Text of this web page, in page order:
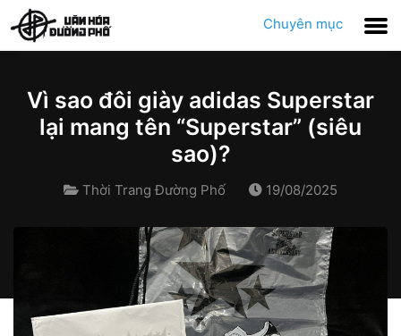
Chuyên mục
Vì sao đôi giày adidas Superstar
lại mang tên “Superstar” (siêu
sao)?
Thời Trang Đường Phố 19/08/2025